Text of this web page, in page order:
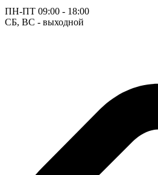
ПН-ПТ 09:00 - 18:00
СБ, ВС - выходной